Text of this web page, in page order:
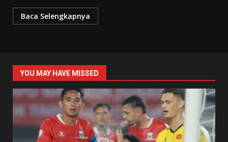
Baca Selengkapnya
YOU MAY HAVE MISSED